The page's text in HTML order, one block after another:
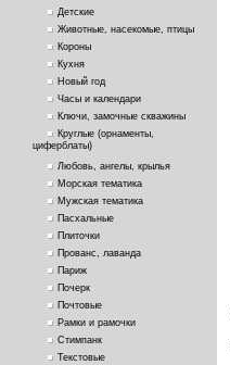
Детские
Животные, насекомые, птицы
Короны
Кухня
Новый год
Часы и календари
Ключи, замочные скважины
Круглые (орнаменты,
циферблаты)
Любовь, ангелы, крылья
Морская тематика
Мужская тематика
Пасхальные
Плиточки
Прованс, лаванда
Париж
Почерк
Почтовые
Рамки и рамочки
Стимпанк
Текстовые